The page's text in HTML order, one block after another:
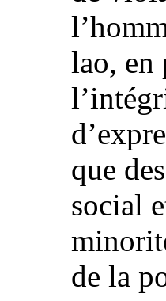
lao, en
que
social
de la